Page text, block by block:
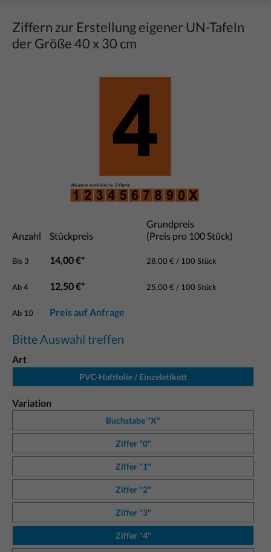
Ziffern zur Erstellung eigener UN-Tafeln
der Größe 40 x 30 cm
Bildergalerie überspringen
Anzahl Stückpreis
Grundpreis
(Preis pro 100 Stück)
Bis 3 14,00 €* 28,00 € / 100 Stück
Ab4 12,50 €* 25,00 € / 100 Stück
Ab 10 Preis auf Anfrage
Bitte Auswahl treffen
Art
PVC-Haftfolie / Einzeletikett
Variation
Buchstabe "X"
Ziffer "0"
Ziffer "1"
Ziffer "2"
Ziffer "3"
Ziffer "4"